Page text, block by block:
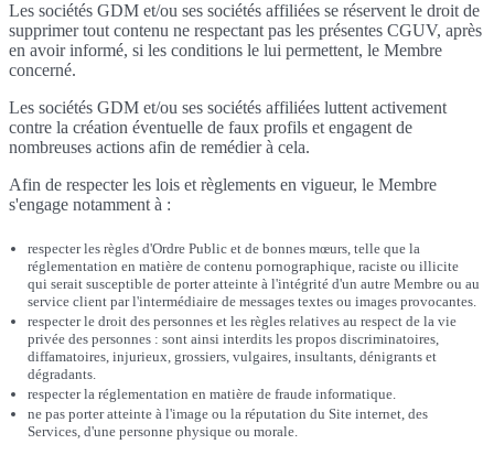
Les sociétés GDM et/ou ses sociétés affiliées se réservent le droit de
supprimer tout contenu ne respectant pas les présentes CGUV, après
en avoir informé, si les conditions le lui permettent, le Membre
concerné.
Les sociétés GDM et/ou ses sociétés affiliées luttent activement
contre la création éventuelle de faux profils et engagent de
nombreuses actions afin de remédier à cela.
Afin de respecter les lois et règlements en vigueur, le Membre
s'engage notamment à :
respecter les règles d'Ordre Public et de bonnes mœurs, telle que la
réglementation en matière de contenu pornographique, raciste ou illicite
qui serait susceptible de porter atteinte à l'intégrité d'un autre Membre ou au
service client par l'intermédiaire de messages textes ou images provocantes.
respecter le droit des personnes et les règles relatives au respect de la vie
privée des personnes : sont ainsi interdits les propos discriminatoires,
diffamatoires, injurieux, grossiers, vulgaires, insultants, dénigrants et
dégradants.
respecter la réglementation en matière de fraude informatique.
ne pas porter atteinte à l'image ou la réputation du Site internet, des
Services, d'une personne physique ou morale.